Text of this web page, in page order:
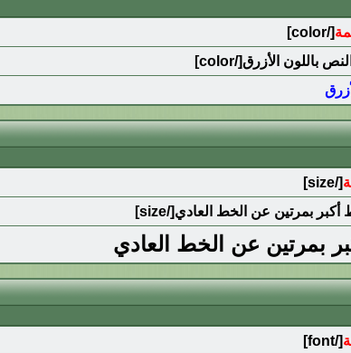
[/color]
[/size]
بمرتين عن الخط العادي
[/font]